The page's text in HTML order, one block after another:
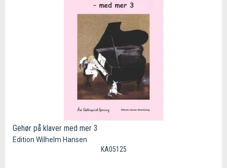
Gehør på klaver med mer 3
Edition Wilhelm Hansen
KA05125